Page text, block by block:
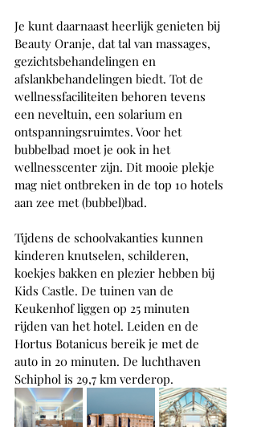
Je kunt daarnaast heerlijk genieten bij
Beauty Oranje, dat tal van massages,
gezichtsbehandelingen en
afslankbehandelingen biedt. Tot de
wellnessfaciliteiten behoren tevens
een neveltuin, een solarium en
ontspanningsruimtes. Voor het
bubbelbad moet je ook in het
wellnesscenter zijn. Dit mooie plekje
mag niet ontbreken in de top 10 hotels
aan zee met (bubbel)bad.
Tijdens de schoolvakanties kunnen
kinderen knutselen, schilderen,
koekjes bakken en plezier hebben bij
Kids Castle. De tuinen van de
Keukenhof liggen op 25 minuten
rijden van het hotel. Leiden en de
Hortus Botanicus bereik je met de
auto in 20 minuten. De luchthaven
Schiphol is 29,7 km verderop.